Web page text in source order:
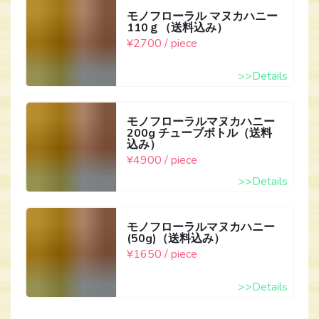
モノフローラル マヌカハニー
110ｇ（送料込み）
¥2700 / piece
>>Details
モノフローラルマヌカハニー
200g チューブボトル（送料
込み）
¥4900 / piece
>>Details
モノフローラルマヌカハニー
(50g)（送料込み）
¥1650 / piece
>>Details